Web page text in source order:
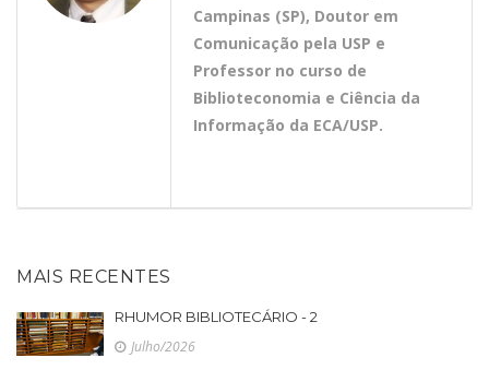
Campinas (SP), Doutor em
Comunicação pela USP e
Professor no curso de
Biblioteconomia e Ciência da
Informação da ECA/USP.
MAIS RECENTES
RHUMOR BIBLIOTECÁRIO - 2
Julho/2026